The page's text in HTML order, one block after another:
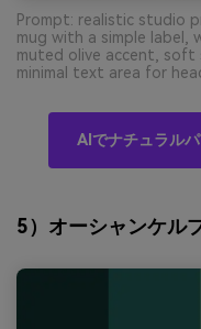
Prompt: realistic studio
mug with a simple
muted olive accent, soft
minimal text area for
AIでナチュラル
5）オーシャンケル